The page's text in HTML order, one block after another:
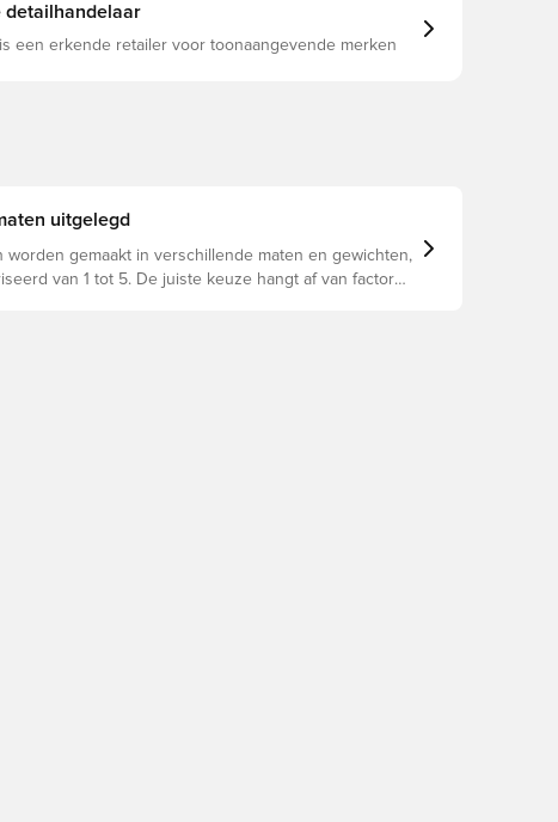
detailhandelaar
een erkende retailer voor toonaangevende merken
uitgelegd
worden gemaakt in verschillende maten en gewichten,
van 1 tot 5. De juiste keuze hangt af van factoren